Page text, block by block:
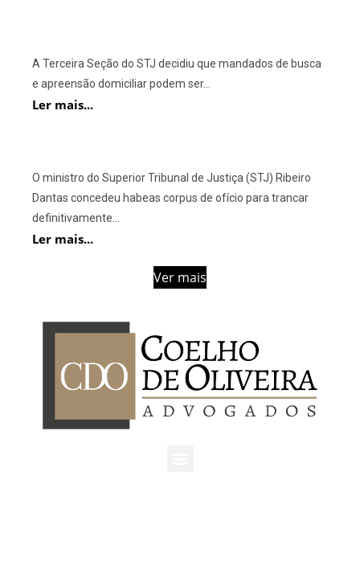
A Terceira Seção do STJ decidiu que mandados de busca
e apreensão domiciliar podem ser...
Ler mais...
O ministro do Superior Tribunal de Justiça (STJ) Ribeiro
Dantas concedeu habeas corpus de ofício para trancar
definitivamente...
Ler mais...
Ver mais